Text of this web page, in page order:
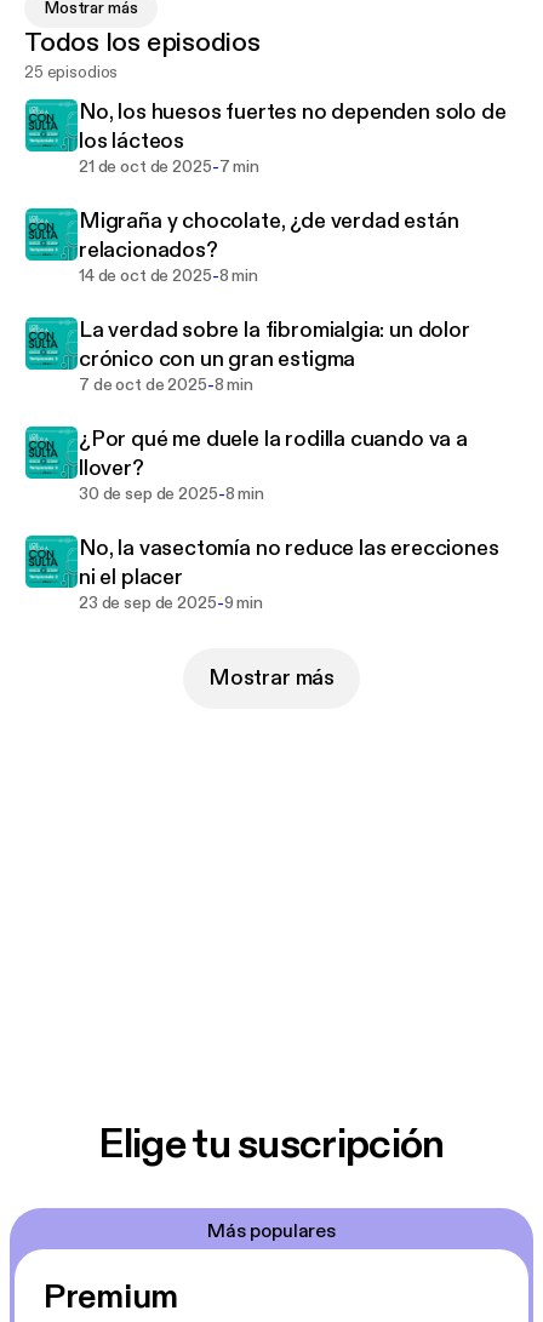
de la mano de los mejores profesionales.
Escúchanos todos los martes en elDiario.es y en
todas las plataformas.
Mostrar más
Todos los episodios
25 episodios
No, los huesos fuertes no dependen solo de
los lácteos
21 de oct de 2025-7 min
Migraña y chocolate, ¿de verdad están
relacionados?
14 de oct de 2025-8 min
La verdad sobre la fibromialgia: un dolor
crónico con un gran estigma
7 de oct de 2025-8 min
¿Por qué me duele la rodilla cuando va a
llover?
30 de sep de 2025-8 min
No, la vasectomía no reduce las erecciones
ni el placer
23 de sep de 2025-9 min
Mostrar más
Elige tu suscripción
Más populares
Premium